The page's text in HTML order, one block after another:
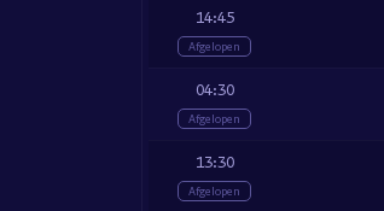
14:45
Afgelopen
04:30
Afgelopen
13:30
Afgelopen